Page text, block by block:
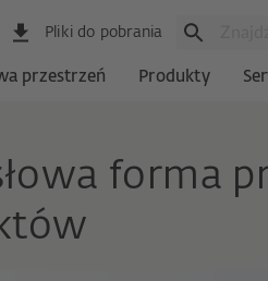
Pliki do pobrania
przestrzeń Produkty
forma